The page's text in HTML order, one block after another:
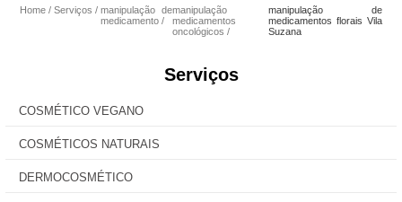
Home Serviços
manipulação de
medicamento
manipulação
medicamentos
oncológicos
manipulação de
medicamentos florais Vila
Suzana
Serviços
COSMÉTICO VEGANO
COSMÉTICOS NATURAIS
DERMOCOSMÉTICO